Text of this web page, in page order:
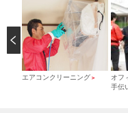
エアコンクリーニング ＞
オフ
手伝